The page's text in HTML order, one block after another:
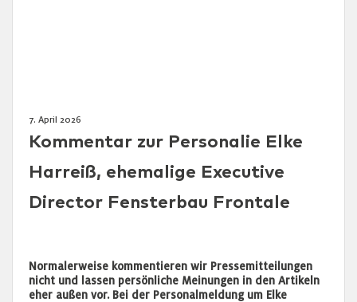
7. April 2026
Kommentar zur Personalie Elke
Harreiß, ehemalige Executive
Director Fensterbau Frontale
Normalerweise kommentieren wir Pressemitteilungen
nicht und lassen persönliche Meinungen in den Artikeln
eher außen vor. Bei der Personalmeldung um Elke